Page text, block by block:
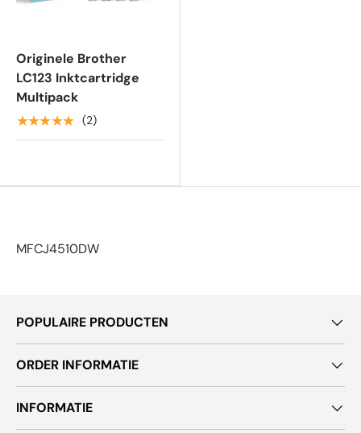
Originele Brother
LC123 Inktcartridge
Multipack
★★★★★ (2)
MFCJ4510DW
POPULAIRE PRODUCTEN
ORDER INFORMATIE
INFORMATIE